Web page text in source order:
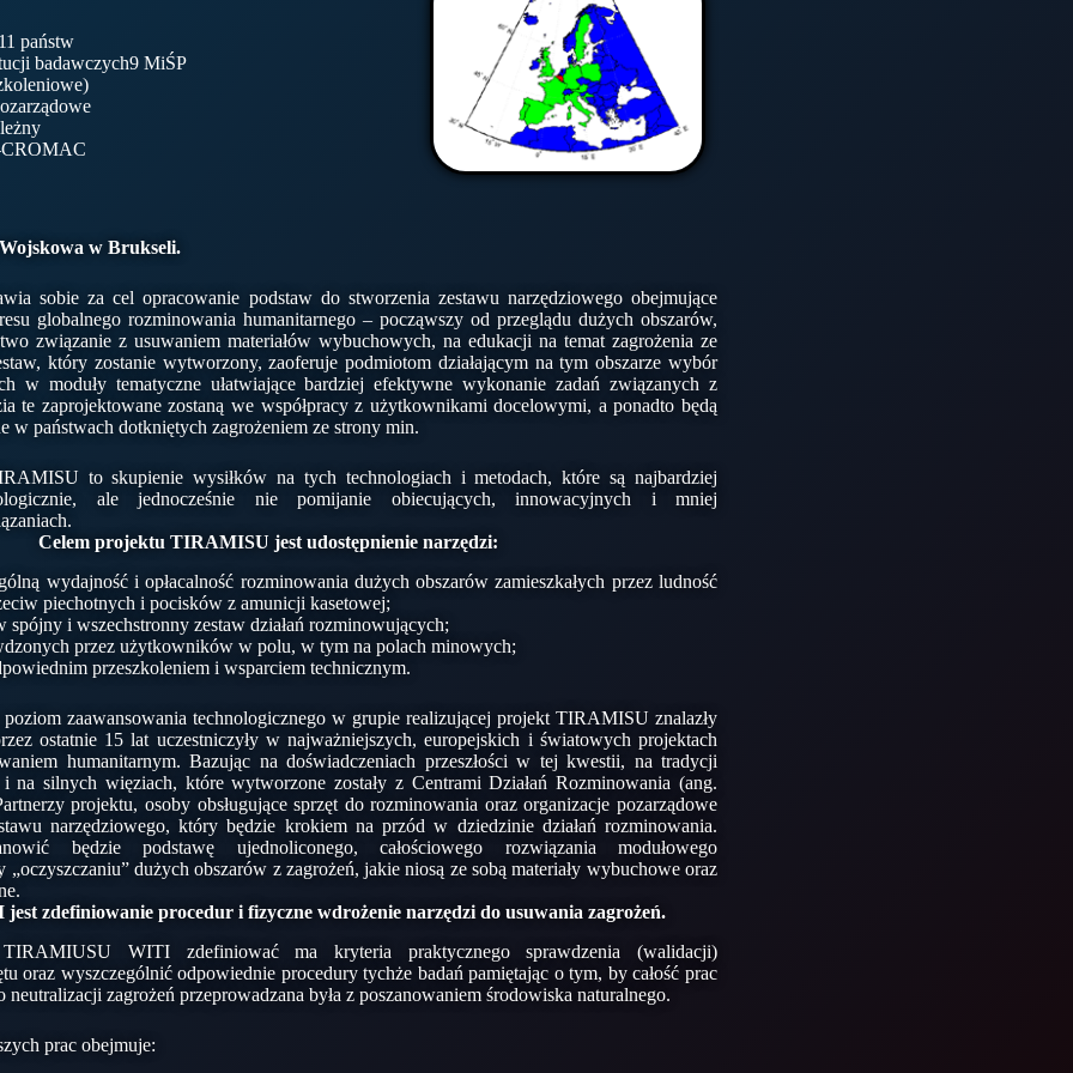
państw
badawczych9 MiŚP
w Brukseli.
sobie za cel opracowanie podstaw do stworzenia zestawu narzędziowego obejmujące
globalnego rozminowania humanitarnego – począwszy od przeglądu dużych obszarów,
związanie z usuwaniem materiałów wybuchowych, na edukacji na temat zagrożenia ze
który zostanie wytworzony, zaoferuje podmiotom działającym na tym obszarze wybór
w moduły tematyczne ułatwiające bardziej efektywne wykonanie zadań związanych z
te zaprojektowane zostaną we współpracy z użytkownikami docelowymi, a ponadto będą
w państwach dotkniętych zagrożeniem ze strony min.
to skupienie wysiłków na tych technologiach i metodach, które są najbardziej
ale jednocześnie nie pomijanie obiecujących, innowacyjnych i mniej
Celem projektu TIRAMISU jest udostępnienie narzędzi:
wydajność i opłacalność rozminowania dużych obszarów zamieszkałych przez ludność
piechotnych i pocisków z amunicji kasetowej;
spójny i wszechstronny zestaw działań rozminowujących;
przez użytkowników w polu, w tym na polach minowych;
przeszkoleniem i wsparciem technicznym.
poziom zaawansowania technologicznego w grupie realizującej projekt TIRAMISU znalazły
ostatnie 15 lat uczestniczyły w najważniejszych, europejskich i światowych projektach
humanitarnym. Bazując na doświadczeniach przeszłości w tej kwestii, na tradycji
i na silnych więziach, które wytworzone zostały z Centrami Działań Rozminowania (ang.
projektu, osoby obsługujące sprzęt do rozminowania oraz organizacje pozarządowe
narzędziowego, który będzie krokiem na przód w dziedzinie działań rozminowania.
będzie podstawę ujednoliconego, całościowego rozwiązania modułowego
dużych obszarów z zagrożeń, jakie niosą ze sobą materiały wybuchowe oraz
zdefiniowanie procedur i fizyczne wdrożenie narzędzi do usuwania zagrożeń.
WITI zdefiniować ma kryteria praktycznego sprawdzenia (walidacji)
oraz wyszczególnić odpowiednie procedury tychże badań pamiętając o tym, by całość prac
neutralizacji zagrożeń przeprowadzana była z poszanowaniem środowiska naturalnego.
prac obejmuje: